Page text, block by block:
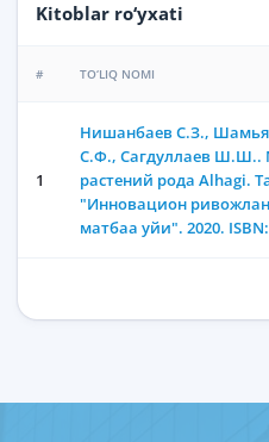
Kitoblar ro‘yxati
# TO‘LIQ NOMI
1
Нишанбаев С.З.,
С.Ф., Сагдуллаев Ш.Ш..
растений рода Alhagi.
"Инновацион
матбаа уйи". 2020. ISBN: